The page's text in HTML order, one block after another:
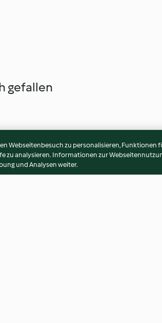
gefallen
Webseitenbesuch zu personalisieren, Funktionen
zu analysieren. Informationen zur
und Analysen weiter.